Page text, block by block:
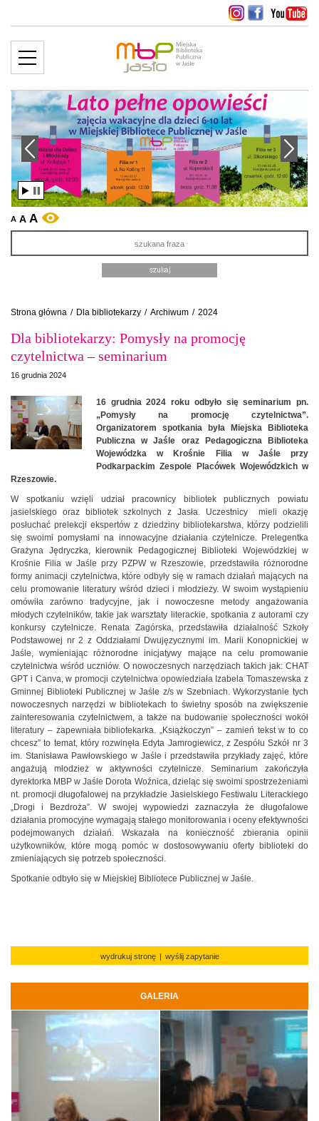
MENU
slajd Następny slajd
A A A WERSJA KONTRASTOWA
Strona główna / Dla bibliotekarzy / Archiwum / 2024
Dla bibliotekarzy: Pomysły na promocję
czytelnictwa – seminarium
16 grudnia 2024
16 grudnia 2024 roku odbyło się seminarium pn.
„Pomysły na promocję czytelnictwa”.
Organizatorem spotkania była Miejska Biblioteka
Publiczna w Jaśle oraz Pedagogiczna Biblioteka
Wojewódzka w Krośnie Filia w Jaśle przy
Podkarpackim Zespole Placówek Wojewódzkich w
Rzeszowie.
W spotkaniu wzięli udział pracownicy bibliotek publicznych powiatu
jasielskiego oraz bibliotek szkolnych z Jasła. Uczestnicy mieli okazję
posłuchać prelekcji ekspertów z dziedziny bibliotekarstwa, którzy podzielili
się swoimi pomysłami na innowacyjne działania czytelnicze. Prelegentka
Grażyna Jędryczka, kierownik Pedagogicznej Biblioteki Wojewódzkiej w
Krośnie Filia w Jaśle przy PZPW w Rzeszowie, przedstawiła różnorodne
formy animacji czytelnictwa, które odbyły się w ramach działań mających na
celu promowanie literatury wśród dzieci i młodzieży. W swoim wystąpieniu
omówiła zarówno tradycyjne, jak i nowoczesne metody angażowania
młodych czytelników, takie jak warsztaty literackie, spotkania z autorami czy
konkursy czytelnicze. Renata Zagórska, przedstawiła działalność Szkoły
Podstawowej nr 2 z Oddziałami Dwujęzycznymi im. Marii Konopnickiej w
Jaśle, wymieniając różnorodne inicjatywy mające na celu promowanie
czytelnictwa wśród uczniów. O nowoczesnych narzędziach takich jak: CHAT
GPT i Canva, w promocji czytelnictwa opowiedziała Izabela Tomaszewska z
Gminnej Biblioteki Publicznej w Jaśle z/s w Szebniach. Wykorzystanie tych
nowoczesnych narzędzi w bibliotekach to świetny sposób na zwiększenie
zainteresowania czytelnictwem, a także na budowanie społeczności wokół
literatury – zapewniała bibliotekarka. „Książkoczyn” – zamień tekst w to co
chcesz” to temat, który rozwinęła Edyta Jamrogiewicz, z Zespółu Szkół nr 3
im. Stanisława Pawłowskiego w Jaśle i przedstawiła przykłady zajęć, które
angażują młodzież w aktywności czytelnicze. Seminarium zakończyła
dyrektorka MBP w Jaśle Dorota Woźnica, dzieląc się swoimi spostrzeżeniami
nt. promocji długofalowej na przykładzie Jasielskiego Festiwalu Literackiego
„Drogi i Bezdroża”. W swojej wypowiedzi zaznaczyła że długofalowe
działania promocyjne wymagają stałego monitorowania i oceny efektywności
podejmowanych działań. Wskazała na konieczność zbierania opinii
użytkowników, które mogą pomóc w dostosowywaniu oferty biblioteki do
zmieniających się potrzeb społeczności.
Spotkanie odbyło się w Miejskiej Bibliotece Publicznej w Jaśle.
wydrukuj stronę | wyślij zapytanie
GALERIA